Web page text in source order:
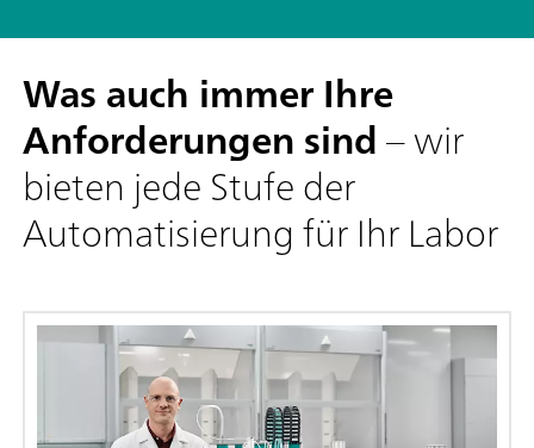
Was auch immer Ihre
Anforderungen sind– wir
bieten jede Stufe der
Automatisierung für Ihr Labor